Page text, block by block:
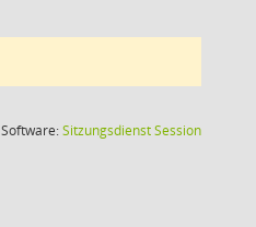
Software:SitzungsdienstSession(Wird in